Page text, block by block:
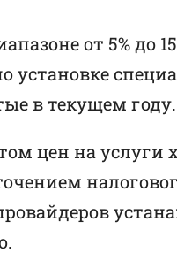
от 5% до
установке
в текущем году.
цен на